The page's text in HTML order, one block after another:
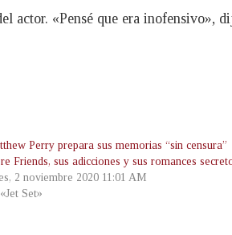
actor. «Pensé que era inofensivo»,
Perry prepara sus memorias “sin censura”
Friends, sus adicciones y sus romances
2 noviembre 2020 11:01 AM
Set»